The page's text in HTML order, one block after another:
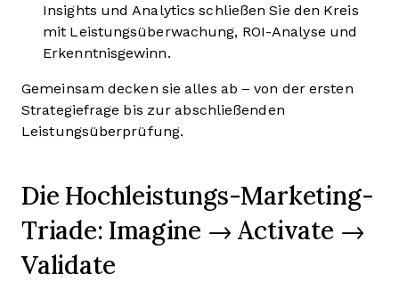
Insights und Analytics schließen Sie den Kreis
mit Leistungsüberwachung, ROI-Analyse und
Erkenntnisgewinn.
Gemeinsam decken sie alles ab – von der ersten
Strategiefrage bis zur abschließenden
Leistungsüberprüfung.
Die Hochleistungs-Marketing-
Triade: Imagine → Activate →
Validate